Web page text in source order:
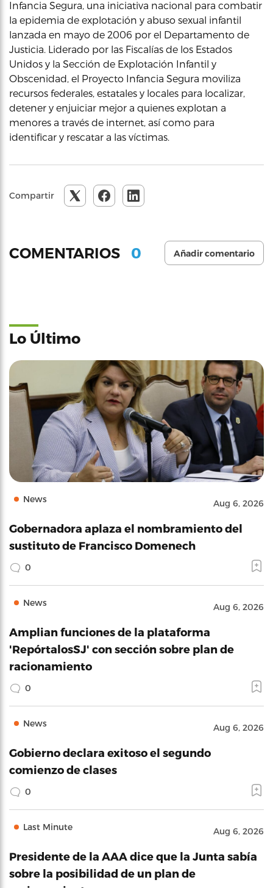
Infancia Segura, una iniciativa nacional para combatir
la epidemia de explotación y abuso sexual infantil
lanzada en mayo de 2006 por el Departamento de
Justicia. Liderado por las Fiscalías de los Estados
Unidos y la Sección de Explotación Infantil y
Obscenidad, el Proyecto Infancia Segura moviliza
recursos federales, estatales y locales para localizar,
detener y enjuiciar mejor a quienes explotan a
menores a través de internet, así como para
identificar y rescatar a las víctimas.
Compartir
COMENTARIOS 0 Añadir comentario
Lo Último
News Aug 6, 2026
Gobernadora aplaza el nombramiento del
sustituto de Francisco Domenech
0
News Aug 6, 2026
Amplian funciones de la plataforma
'RepórtalosSJ' con sección sobre plan de
racionamiento
0
News Aug 6, 2026
Gobierno declara exitoso el segundo
comienzo de clases
0
Last Minute Aug 6, 2026
Presidente de la AAA dice que la Junta sabía
sobre la posibilidad de un plan de